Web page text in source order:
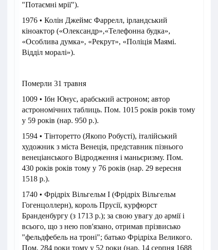
"Потаємні мрії").
1976 • Колін Джеймс Фаррелл, ірландський
кіноактор («Олександр»,«Телефонна будка»,
«Особлива думка», «Рекрут», «Поліція Маямі.
Відділ моралі»).
Померли 31 травня
1009 • Ібн Юнус, арабський астроном; автор
астрономічних таблиць. Пом. 1015 років років тому
у 59 років (нар. 950 р.).
1594 • Тінторетто (Якопо Робусті), італійський
художник з міста Венеція, представник пізнього
венеціанського Відродження і маньєризму. Пом.
430 років років тому у 76 років (нар. 29 вересня
1518 р.).
1740 • Фрідріх Вільгельм I (Фрідріх Вільгельм
Гогенцоллерн), король Прусії, курфюрст
Бранденбургу (з 1713 р.); за свою увагу до армії і
всього, що з нею пов'язано, отримав прізвисько
"фельдфебель на троні"; батько Фрідріха Великого.
Пом. 284 роки тому у 52 роки (нар. 14 серпня 1688